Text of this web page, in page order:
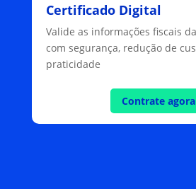
Certificado Digital
Valide as informações fiscais
com segurança, redução de
praticidade
Contrate agora